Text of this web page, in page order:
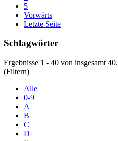
5
Vorwärts
Letzte Seite
Schlagwörter
Ergebnisse 1 - 40 von insgesamt 40.
(Filtern)
Alle
0-9
A
B
C
D